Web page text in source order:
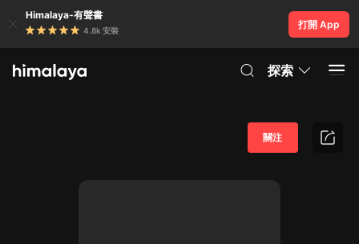
Himalaya-有聲書
4.8k 安裝
打開 App
探索
關注